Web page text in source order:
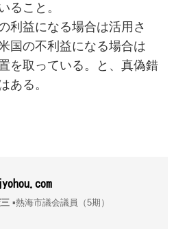
ること。
利益になる場合は活用さ
国の不利益になる場合は
を取っている。と、真偽錯
ある。
▪︎熱海市議会議員（5期）